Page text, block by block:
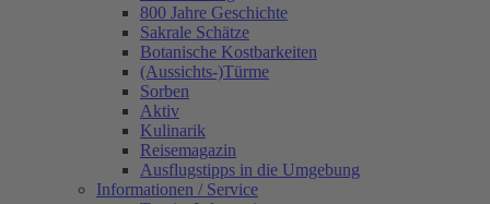
800 Jahre Geschichte
Sakrale Schätze
Botanische Kostbarkeiten
(Aussichts-)Türme
Sorben
Aktiv
Kulinarik
Reisemagazin
Ausflugstipps in die Umgebung
Informationen / Service